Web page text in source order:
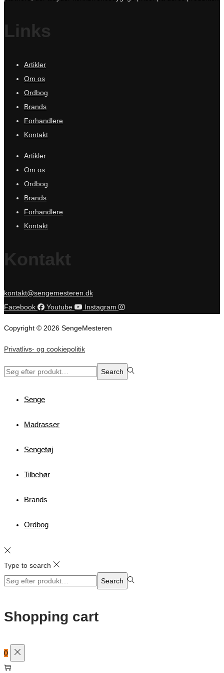
Links
Artikler
Om os
Ordbog
Brands
Forhandlere
Kontakt
Artikler
Om os
Ordbog
Brands
Forhandlere
Kontakt
Kontakt
kontakt@sengemesteren.dk
Facebook
Youtube Instagram
Copyright © 2026 SengeMesteren
Privatlivs- og cookiepolitik
Search
Search
Senge
Madrasser
Sengetøj
Tilbehør
Brands
Ordbog
Type to search
Search
Search
Shopping cart
0